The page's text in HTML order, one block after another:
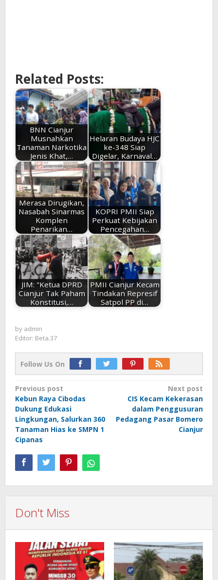
Related Posts:
BNN Cianjur
Musnahkan
Tanaman Narkotika
Jenis Khat,…
Helaran Budaya HJC
ke-348 Siap
Digelar, Karnaval…
Merasa Dirugikan,
Nasabah Sinarmas
Komplen
Penarikan…
KOPRI PMII Siap
Perkuat Kebijakan
Pencegahan…
JIM: "Ketua DPRD
Cianjur Tak Paham
Konstitusi,…
PMII Cianjur Kecam
Tindakan Represif
Satpol PP di…
by admin
Editor: Beta.37
Follow Us On
Post
navigation
Previous post
Kebun Raya Cibodas
Dukung Edukasi
Lingkungan, Salurkan 360
Tanaman Hias ke SMPN 1
Cipanas
Next post
CIS Kecam Kekerasan
dalam Penggusuran
Pedagang Pasar Bomero
Cianjur
Don't Miss